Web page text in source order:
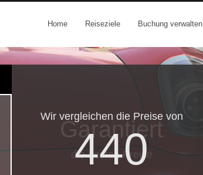
Home Reiseziele Buchung verwalten
Wir vergleichen die Preise von
440
Garantiert
die besten Preise